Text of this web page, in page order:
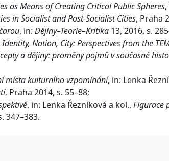
as Means of Creating Critical Public Spheres
in Socialist and Post-Socialist Cities, Praha
, in: Dějiny–Teorie–Kritika 13, 2016, s.
Identity, Nation, City: Perspectives from the
a dějiny: proměny pojmů v současné
místa kulturního vzpomínání, in: Lenka
, Praha 2014, s. 55–88;
, in: Lenka Řezníková a kol., Figurace
347–383.